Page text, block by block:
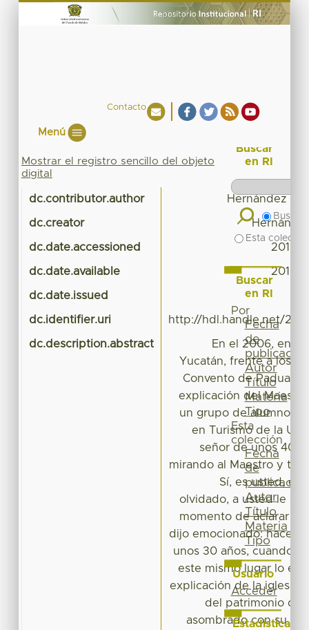
Contacto
Menú
Mostrar el registro sencillo del objeto
digital
dc.contributor.author Hernández
dc.creator
dc.date.accessioned 2016-
dc.date.available 2016-
dc.date.issued
dc.identifier.uri http://hdl.handle.net/
dc.description.abstract
En el 2006, en
Yucatán, frente a los
Convento de Padua, y
explicación del
un grupo de alumnos
en Turismo de la
señor de unos 40
mirando al Maestro y
Sí, es usted,
olvidado, a usted le
momento de aclarar la
dijo emocionado: hace
unos 30 años, cuando
este mismo lugar lo
explicación de la iglesia,
del patrimonio de
asombrado con su
Buscar
en RI
Buscar
Esta
Buscar
en RI
Por
Fecha
de
publicación
Autor
Título
Materia
Tipo
Esta
colección
Fecha
de
publicación
Autor
Título
Materia
Tipo
Usuario
Acceder
Estadísticas